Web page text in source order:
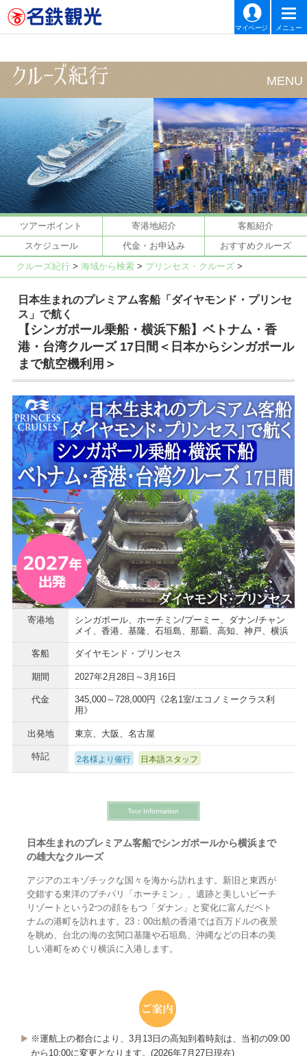
マイページ メニュー
ツアーポイント 寄港地紹介
客船紹介
スケジュール
代金・お申込み おすすめクルーズ
クルーズ紀行> 海域から検索> プリンセス・クルーズ>
日本生まれのプレミアム客船「ダイヤモンド・プリンセ
ス」で航く
【シンガポール乗船・横浜下船】ベトナム・香
港・台湾クルーズ 17日間＜日本からシンガポール
まで航空機利用＞
寄港地
シンガポール、ホーチミン/プーミー、ダナン/チャン
メイ、香港、基隆、石垣島、那覇、高知、神戸、横浜
客船 ダイヤモンド・プリンセス
期間 2027年2月28日～3月16日
代金
345,000～728,000円《2名1室/エコノミークラス利
用》
出発地 東京、大阪、名古屋
特記 2名様より催行 日本語スタッフ
Tour Information
日本生まれのプレミアム客船でシンガポールから横浜まで
の雄大なクルーズ
アジアのエキゾチックな国々を海から訪れます。新旧と東西が
交錯する東洋のプチパリ「ホーチミン」、遺跡と美しいビーチ
リゾートという2つの顔をもつ「ダナン」と変化に富んだベト
ナムの港町を訪れます。23：00出航の香港では百万ドルの夜景
を眺め、台北の海の玄関口基隆や石垣島、沖縄などの日本の美
しい港町をめぐり横浜に入港します。
※運航上の都合により、3月13日の高知到着時刻は、当初の09:00
から10:00に変更となります。(2026年7月27日現在)